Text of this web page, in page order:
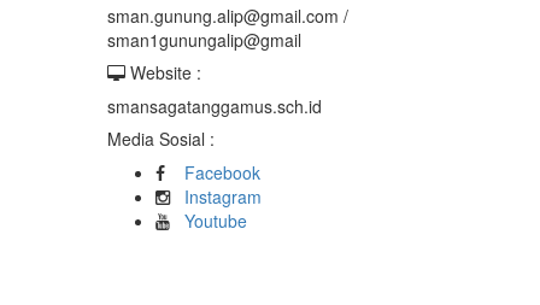
sman.gunung.alip@gmail.com /
sman1gunungalip@gmail
Website :
smansagatanggamus.sch.id
Media Sosial :
Facebook
Instagram
Youtube